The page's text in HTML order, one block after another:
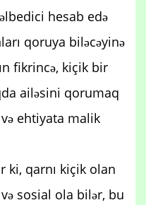
hesab edə
qoruya biləcəyinə
fikrincə, kiçik bir
ailəsini qorumaq
ehtiyata malik
ki, qarnı kiçik olan
sosial ola bilər, bu